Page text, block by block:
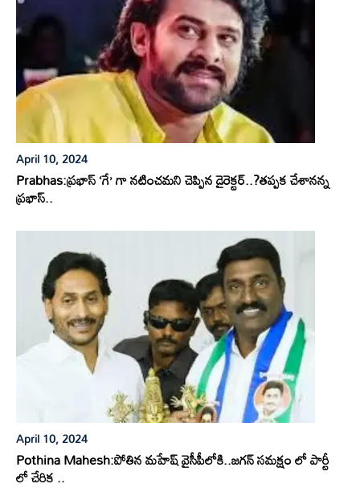
April 10, 2024
Prabhas:ప్రభాస్ ‘గే’ గా నటించమని చెప్పిన డైరెక్టర్..?తప్పక చేశానన్న
ప్రభాస్..
April 10, 2024
Pothina Mahesh:పోతిన మహేష్ వైసీపీలోకి..జగన్ సమక్షం లో పార్టీ
లో చేరిక ..